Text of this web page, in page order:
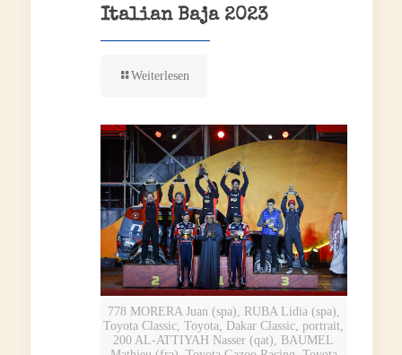
Italian Baja 2023
Weiterlesen
778 MORERA Juan (spa), RUBA Lidia (spa),
Toyota Classic, Toyota, Dakar Classic, portrait,
200 AL-ATTIYAH Nasser (qat), BAUMEL